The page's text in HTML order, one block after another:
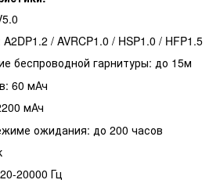
/ AVRCP1.0 / HSP1.0 / HFP1.5
беспроводной гарнитуры: до 15м
60 мАч
мАч
ожидания: до 200 часов
20000 Гц